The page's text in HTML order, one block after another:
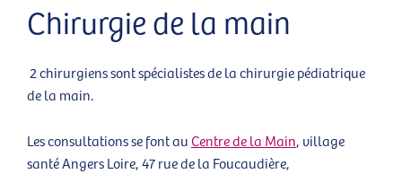
Chirurgie de la main
2 chirurgiens sont spécialistes de la chirurgie pédiatrique
de la main.
Les consultations se font auCentre de la Main, village
santé Angers Loire, 47 rue de la Foucaudière,